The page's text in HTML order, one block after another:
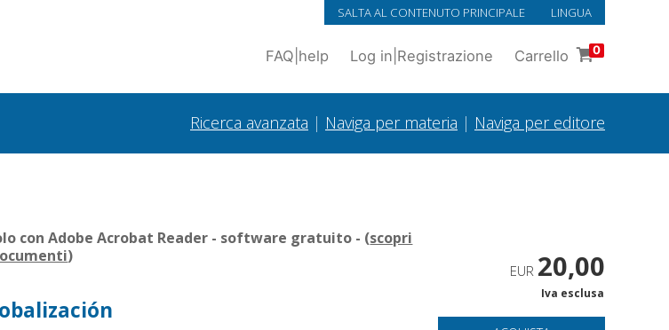
SALTA AL CONTENUTO PRINCIPALE LINGUA
FAQ help Log in Registrazione Carrello 0
Ricerca avanzata | Naviga per materia | Naviga per editore
con Adobe Acrobat Reader - software gratuito - (scopri
)
EUR 20,00
Iva esclusa